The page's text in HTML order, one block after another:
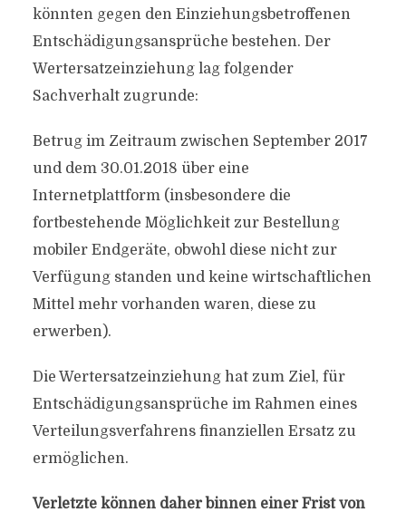
könnten gegen den Einziehungsbetroffenen
Entschädigungsansprüche bestehen. Der
Wertersatzeinziehung lag folgender
Sachverhalt zugrunde:
Betrug im Zeitraum zwischen September 2017
und dem 30.01.2018 über eine
Internetplattform (insbesondere die
fortbestehende Möglichkeit zur Bestellung
mobiler Endgeräte, obwohl diese nicht zur
Verfügung standen und keine wirtschaftlichen
Mittel mehr vorhanden waren, diese zu
erwerben).
Die Wertersatzeinziehung hat zum Ziel, für
Entschädigungsansprüche im Rahmen eines
Verteilungsverfahrens finanziellen Ersatz zu
ermöglichen.
Verletzte können daher binnen einer Frist von